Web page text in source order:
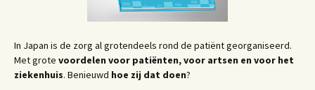
In Japan is de zorg al grotendeels rond de patiënt georganiseerd.
Met grote voordelen voor patiënten, voor artsen en voor het
ziekenhuis. Benieuwd hoe zij dat doen?